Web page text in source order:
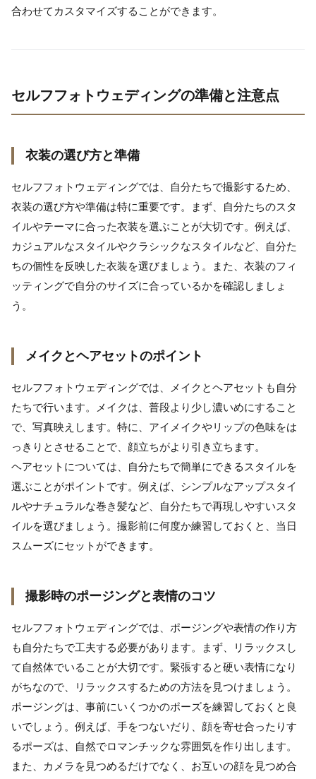
合わせてカスタマイズすることができます。
セルフフォトウェディングの準備と注意点
衣装の選び方と準備
セルフフォトウェディングでは、自分たちで撮影するため、
衣装の選び方や準備は特に重要です。まず、自分たちのスタ
イルやテーマに合った衣装を選ぶことが大切です。例えば、
カジュアルなスタイルやクラシックなスタイルなど、自分た
ちの個性を反映した衣装を選びましょう。また、衣装のフィ
ッティングで自分のサイズに合っているかを確認しましょ
う。
メイクとヘアセットのポイント
セルフフォトウェディングでは、メイクとヘアセットも自分
たちで行います。メイクは、普段より少し濃いめにすること
で、写真映えします。特に、アイメイクやリップの色味をは
っきりとさせることで、顔立ちがより引き立ちます。
ヘアセットについては、自分たちで簡単にできるスタイルを
選ぶことがポイントです。例えば、シンプルなアップスタイ
ルやナチュラルな巻き髪など、自分たちで再現しやすいスタ
イルを選びましょう。撮影前に何度か練習しておくと、当日
スムーズにセットができます。
撮影時のポージングと表情のコツ
セルフフォトウェディングでは、ポージングや表情の作り方
も自分たちで工夫する必要があります。まず、リラックスし
て自然体でいることが大切です。緊張すると硬い表情になり
がちなので、リラックスするための方法を見つけましょう。
ポージングは、事前にいくつかのポーズを練習しておくと良
いでしょう。例えば、手をつないだり、顔を寄せ合ったりす
るポーズは、自然でロマンチックな雰囲気を作り出します。
また、カメラを見つめるだけでなく、お互いの顔を見つめ合